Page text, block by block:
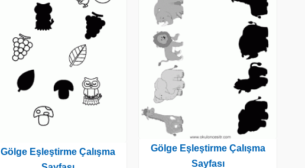
Gölge Eşleştirme Çalışma
Gölge Eşleştirme Çalışma
Sayfası